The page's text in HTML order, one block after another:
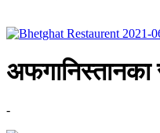
अफगानिस्तानका
-